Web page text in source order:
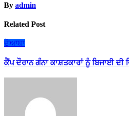
By admin
Related Post
ਦੋਆਬਾ
ਕੈਂਪ ਦੌਰਾਨ ਗੰਨਾ ਕਾਸ਼ਤਕਾਰਾਂ ਨੂੰ ਬਿਜਾਈ ਦੀ